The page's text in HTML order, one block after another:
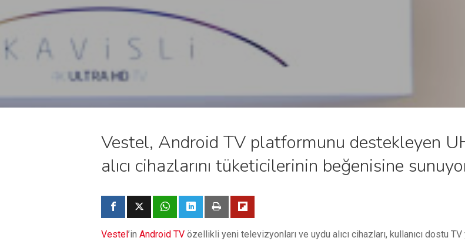
Vestel, Android TV platformunu destekleyen
alıcı cihazlarını tüketicilerinin beğenisine
Vestel’in Android TV özellikli yeni televizyonları ve uydu alıcı cihazları, kullanıcı dostu TV